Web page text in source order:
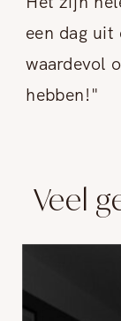
een dag uit
waardevol
hebben!"
Veel